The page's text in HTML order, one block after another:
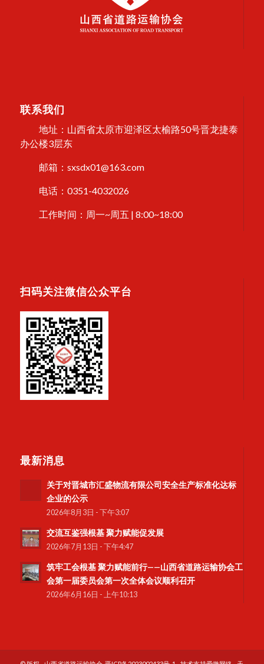
联系我们
地址：山西省太原市迎泽区太榆路50号晋龙捷泰
办公楼3层东
邮箱：sxsdx01@163.com
电话：0351-4032026
工作时间：周一~周五 | 8:00~18:00
扫码关注微信公众平台
最新消息
关于对晋城市汇盛物流有限公司安全生产标准化达标
企业的公示
2026年8月3日 - 下午3:07
交流互鉴强根基 聚力赋能促发展
2026年7月13日 - 下午4:47
筑牢工会根基 聚力赋能前行——山西省道路运输协会工
会第一届委员会第一次全体会议顺利召开
2026年6月16日 - 上午10:13